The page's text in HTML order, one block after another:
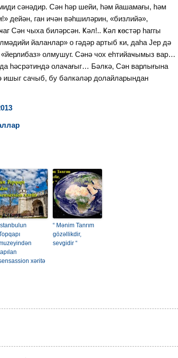
сәнәдир. Сән һәр шейи, һәм йашамағы, һәм
дейән, ган ичән вәһшиләрин, «бизлийә»,
Сән чыха биләрсән. Ҝәл!.. Ҝәл ҝөстәр һаггы
йаланлар» о гәдәр артыб ки, даһа Јер дә
олмушуг. Сәнә чох еһтийаҹымыз вар…
һәсрәтиндә олаҹағыг… Бәлкә, Сән варлығына
ишыг сачыб, бу бәлкәләр долайларындан
İstanbulun
xəritə
“ Mənim Tanrım
gözəllikdir,
sevgidir “